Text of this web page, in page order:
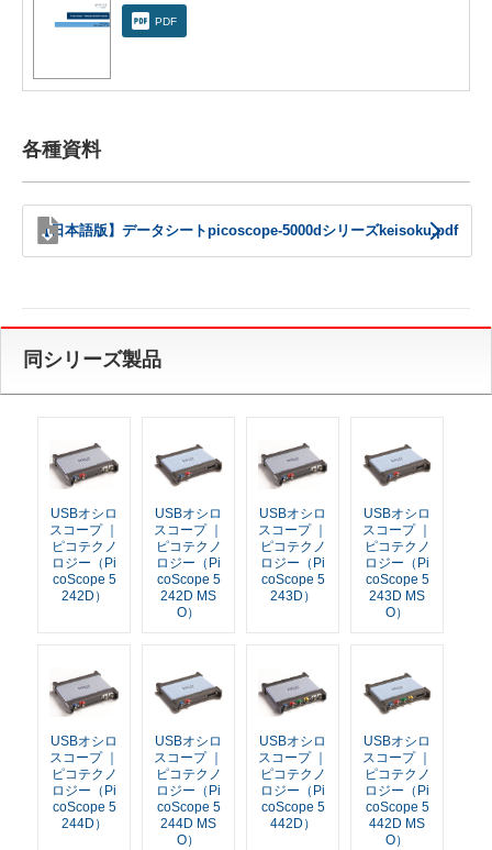
PDF
各種資料
【日本語版】データシートpicoscope-5000dシリーズkeisoku.pdf
同シリーズ製品
USBオシロ
スコープ ｜
ピコテクノ
ロジー（Pi
coScope 5
242D）
USBオシロ
スコープ ｜
ピコテクノ
ロジー（Pi
coScope 5
242D MS
O）
USBオシロ
スコープ ｜
ピコテクノ
ロジー（Pi
coScope 5
243D）
USBオシロ
スコープ ｜
ピコテクノ
ロジー（Pi
coScope 5
243D MS
O）
USBオシロ
スコープ ｜
ピコテクノ
ロジー（Pi
coScope 5
244D）
USBオシロ
スコープ ｜
ピコテクノ
ロジー（Pi
coScope 5
244D MS
O）
USBオシロ
スコープ ｜
ピコテクノ
ロジー（Pi
coScope 5
442D）
USBオシロ
スコープ ｜
ピコテクノ
ロジー（Pi
coScope 5
442D MS
O）